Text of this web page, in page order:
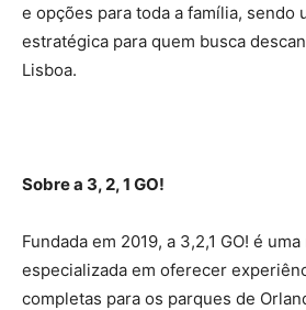
e opções para toda a família, sendo
estratégica para quem busca
Lisboa.
Sobre a 3, 2, 1 GO!
Fundada em 2019, a 3,2,1 GO! é
especializada em oferecer
completas para os parques de